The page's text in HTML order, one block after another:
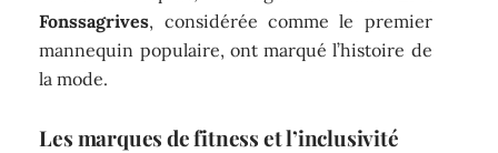
Fonssagrives, considérée comme le premier
mannequin populaire, ont marqué l’histoire de
la mode.
Les marques de fitness et l’inclusivité